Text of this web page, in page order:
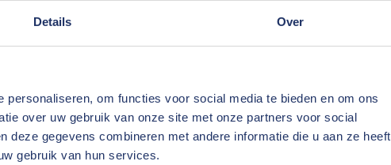
Details Over
om functies voor social media te bieden en om ons
over uw gebruik van onze site met onze partners voor social
deze gegevens combineren met andere informatie die u aan ze heeft
gebruik van hun services.